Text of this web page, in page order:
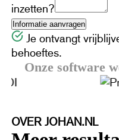
inzetten?
Je ontvangt
behoeftes.
Onze software
OVER JOHAN.NL